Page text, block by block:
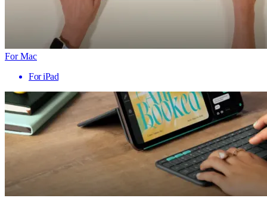
For Mac
For iPad